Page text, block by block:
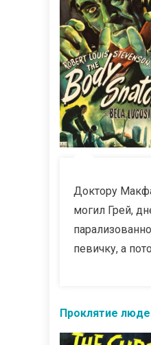
Доктору
могил Грей,
певичку, а
Проклятие